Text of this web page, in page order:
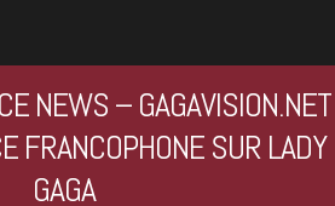
NEWS – GAGAVISION.NET
FRANCOPHONE SUR LADY
GAGA